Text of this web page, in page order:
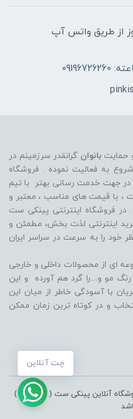
روز از طریق واتس آپ
چت آنلاین
حمایت بانوان گرانقدر سرزمینم در
به فعالیت نموده . فروشگاه
جهت خدمت رسانی بهتر با تیم
، با قیمت های مناسب ، معتبر و
. در فروشگاه اینترنتی پینکی ست
اینترنتی لذت بخش، مطمئن و
خود را به سرعت در سراسر ایران
ای از محصولات داخلی و خارجی
مو و....را گرد هم آورده و اين
با آسودگی خاطر از ميان اين
و در کوتاه ترين زمان ممکن
تمامی حقوق این سایت متعلق به فروشگاه آنلاین پینکی ست ( pinkiset )